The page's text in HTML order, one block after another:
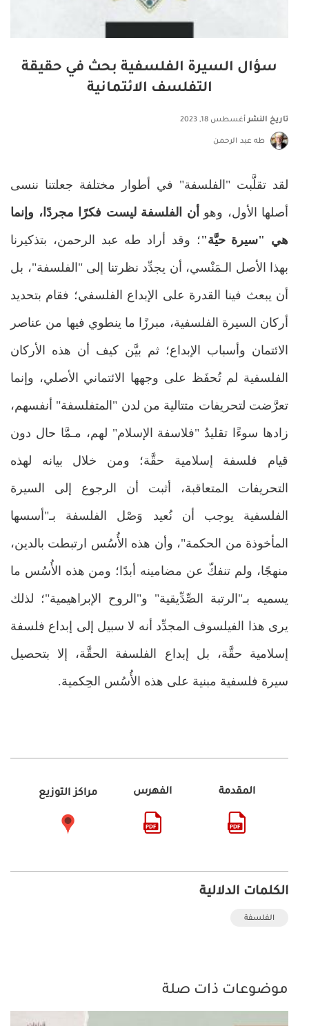
سؤال السيرة الفلسفية بحث في حقيقة
التفلسف الائتمانية
تاريخ النشرأغسطس 18, 2023
طه عبد الرحمن
لقد تقلَّبت "الفلسفة" في أطوار مختلفة جعلتنا ننسى
أصلها الأول، وهوأن الفلسفة ليست فكرًا مجردًا، وإنما
هي "سيرة حيَّة"؛ وقد أراد طه عبد الرحمن، بتذكيرنا
بهذا الأصل الـمَنْسي، أن يجدِّد نظرتنا إلى "الفلسفة"، بل
أن يبعث فينا القدرة على الإبداع الفلسفي؛ فقام بتحديد
أركان السيرة الفلسفية، مبرزًا ما ينطوي فيها من عناصر
الائتمان وأسباب الإبداع؛ ثم بيَّن كيف أن هذه الأركان
الفلسفية لم تُحفَظ على وجهها الائتماني الأصلي، وإنما
تعرَّضت لتحريفات متتالية من لدن "المتفلسفة" أنفسهم،
زادها سوءًا تقليدُ "فلاسفة الإسلام" لهم، مـمَّا حال دون
قيام فلسفة إسلامية حقَّة؛ ومن خلال بيانه لهذه
التحريفات المتعاقبة، أثبت أن الرجوع إلى السيرة
الفلسفية يوجب أن نُعيد وَصْل الفلسفة بـ"أسسها
المأخوذة من الحكمة"، وأن هذه الأُسُس ارتبطت بالدين،
منهجًا، ولم تنفكّ عن مضامينه أبدًا؛ ومن هذه الأُسُس ما
يسميه بـ"الرتبة الصِّدِّيقية" و"الروح الإبراهيمية"؛ لذلك
يرى هذا الفيلسوف المجدِّد أنه لا سبيل إلى إبداع فلسفة
إسلامية حقَّة، بل إبداع الفلسفة الحقَّة، إلا بتحصيل
سيرة فلسفية مبنية على هذه الأُسُس الحِكمية.
المقدمة الفهرس مراكز التوزيع
الكلمات الدلالية
الفلسفة
موضوعات ذات صلة